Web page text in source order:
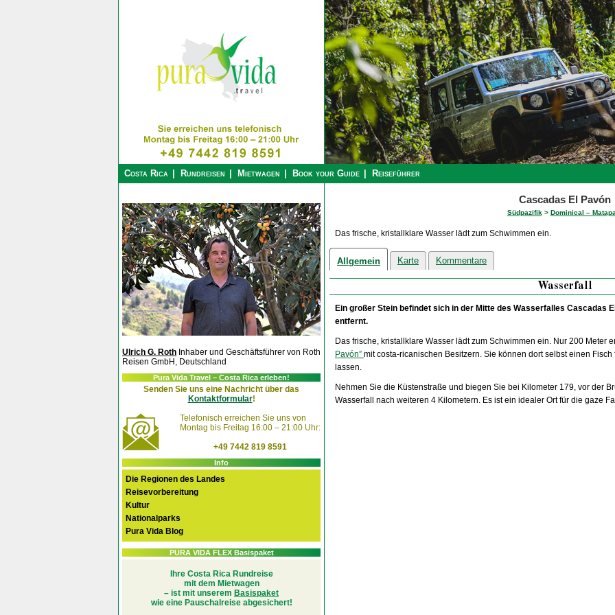
Costa Rica Rundreisen Mietwagen Book your Guide Reiseführer
Cascadas El Pavón
Südpazifik> Dominical –
Das frische, kristallklare Wasser lädt zum Schwimmen ein.
Allgemein Karte Kommentare
Wasserfall
Ein großer Stein befindet sich in der Mitte des Wasserfalles Cascadas
entfernt.
Das frische, kristallklare Wasser lädt zum Schwimmen ein. Nur 200 Meter
Pavón” mit costa-ricanischen Besitzern. Sie können dort selbst einen
lassen.
Nehmen Sie die Küstenstraße und biegen Sie bei Kilometer 179, vor der
Wasserfall nach weiteren 4 Kilometern. Es ist ein idealer Ort für die gaze
Ulrich G. Roth Inhaber und Geschäftsführer von Roth
Reisen GmbH, Deutschland
Pura Vida Travel – Costa Rica erleben!
Senden Sie uns eine Nachricht über das
Kontaktformular!
Telefonisch erreichen Sie uns von
Montag bis Freitag 16:00 – 21:00 Uhr:
+49 7442 819 8591
Info
Die Regionen des Landes
Reisevorbereitung
Kultur
Nationalparks
Pura Vida Blog
PURA VIDA FLEX Basispaket
Ihre Costa Rica Rundreise
mit dem Mietwagen
– ist mit unserem Basispaket
wie eine Pauschalreise abgesichert!